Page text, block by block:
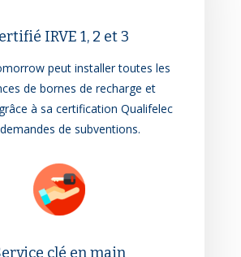
IRVE 1, 2 et 3
peut installer toutes les
de bornes de recharge et
à sa certification Qualifelec
de subventions.
clé en main